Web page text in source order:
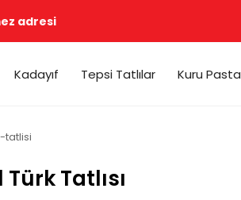
adresi
Kadayıf Tepsi Tatlılar Kuru Pasta
tatlisi
Tatlısı